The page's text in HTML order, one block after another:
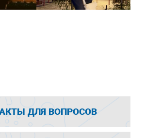
ДЛЯ ВОПРОСОВ